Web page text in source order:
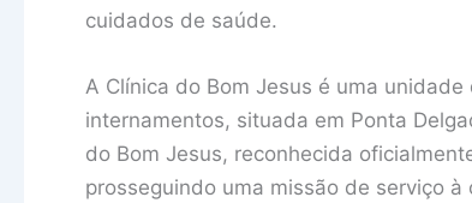
cuidados de saúde.
A Clínica do Bom Jesus é uma
internamentos, situada em Ponta
do Bom Jesus, reconhecida
prosseguindo uma missão de serviço